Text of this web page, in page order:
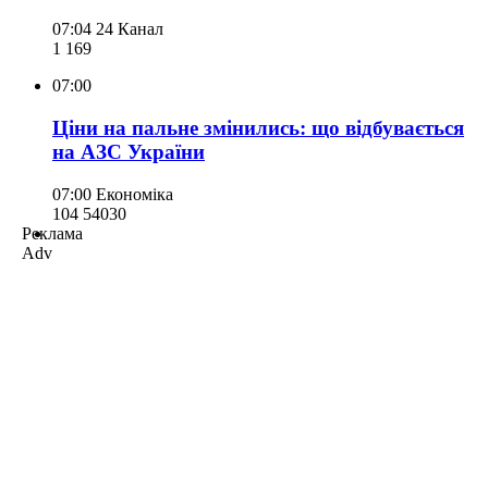
07:04 24 Канал
1 169
07:00
Ціни на пальне змінились: що відбувається
на АЗС України
07:00 Економіка
104 54030
Реклама
Adv